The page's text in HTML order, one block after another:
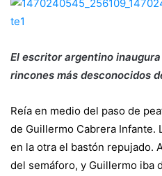
El escritor argentino
rincones más desconocidos
Reía en medio del paso de
de Guillermo Cabrera Infante.
en la otra el bastón repujado.
del semáforo, y Guillermo iba